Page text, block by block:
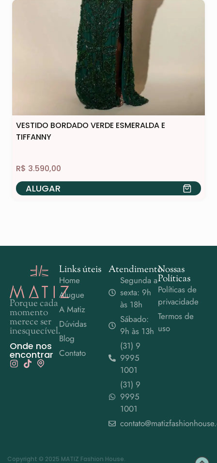
VESTIDO BORDADO VERDE ESMERALDA E
TIFFANNY
R$ 3.590,00
ALUGAR
Porque cada
momento
merece ser
inesquecível.
Onde nos
encontrar
Links úteis
Home
Alugue
A Matiz
Dúvidas
Blog
Contato
Atendimento
Segunda a
sexta: 9h
às 18h
Sábado:
9h às 13h
(31) 9
9995
1001
(31) 9
9995
1001
Nossas
Políticas
Políticas de
privacidade
Termos de
uso
Copyright © 2025 MATIZ Fashion House.